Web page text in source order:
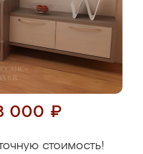
000 ₽
стоимость!